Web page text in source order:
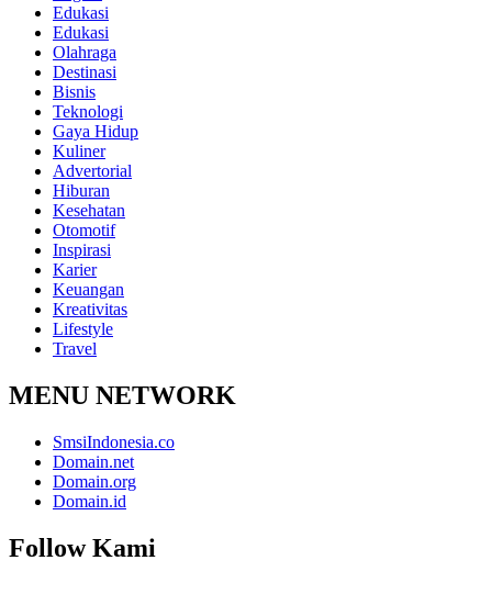
Edukasi
Edukasi
Olahraga
Destinasi
Bisnis
Teknologi
Gaya Hidup
Kuliner
Advertorial
Hiburan
Kesehatan
Otomotif
Inspirasi
Karier
Keuangan
Kreativitas
Lifestyle
Travel
MENU NETWORK
SmsiIndonesia.co
Domain.net
Domain.org
Domain.id
Follow Kami